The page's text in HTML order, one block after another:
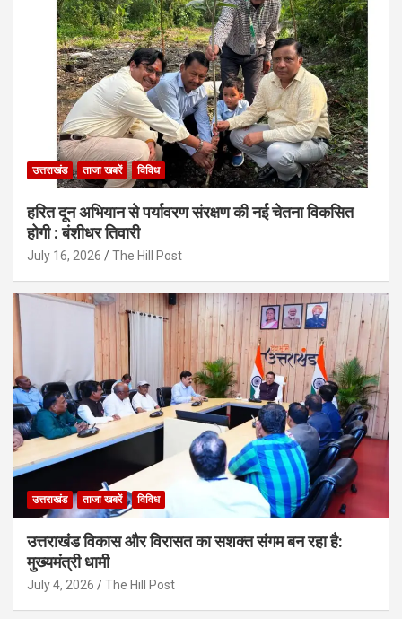
उत्तराखंड ताजा खबरें विविध
हरित दून अभियान से पर्यावरण संरक्षण की नई चेतना विकसित
होगी : बंशीधर तिवारी
July 16, 2026 The Hill Post
उत्तराखंड ताजा खबरें विविध
उत्तराखंड विकास और विरासत का सशक्त संगम बन रहा है:
मुख्यमंत्री धामी
July 4, 2026 The Hill Post